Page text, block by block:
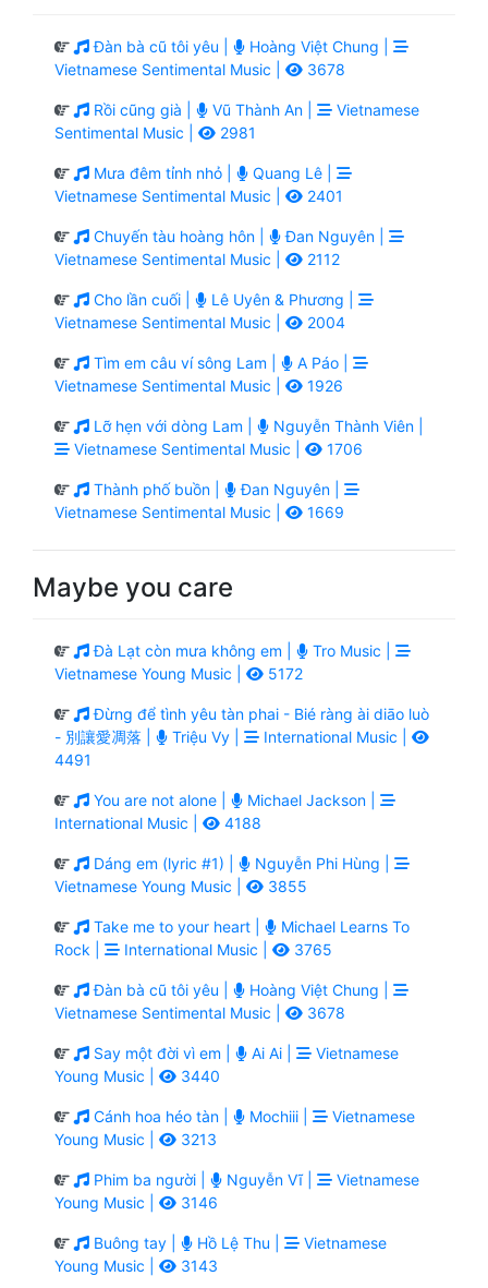
Đàn bà cũ tôi yêu |
Hoàng Việt Chung |
Vietnamese Sentimental Music |
3678
Rồi cũng già | Vũ Thành An |
Vietnamese
Sentimental Music |
2981
Mưa đêm tỉnh nhỏ |
Quang Lê |
Vietnamese Sentimental Music |
2401
Chuyến tàu hoàng hôn |
Đan Nguyên |
Vietnamese Sentimental Music |
2112
Cho lần cuối |
Lê Uyên & Phương |
Vietnamese Sentimental Music |
2004
Tìm em câu ví sông Lam |
A Páo |
Vietnamese Sentimental Music |
1926
Lỡ hẹn với dòng Lam |
Nguyễn Thành Viên |
Vietnamese Sentimental Music |
1706
Thành phố buồn |
Đan Nguyên |
Vietnamese Sentimental Music |
1669
Maybe you care
Đà Lạt còn mưa không em |
Tro Music |
Vietnamese Young Music |
5172
Đừng để tình yêu tàn phai - Bié ràng ài diāo luò
- 別讓愛凋落 |
Triệu Vy |
International Music |
4491
You are not alone |
Michael Jackson |
International Music |
4188
Dáng em (lyric #1) |
Nguyễn Phi Hùng |
Vietnamese Young Music |
3855
Take me to your heart |
Michael Learns To
Rock |
International Music | 3765
Đàn bà cũ tôi yêu |
Hoàng Việt Chung |
Vietnamese Sentimental Music |
3678
Say một đời vì em | Ai Ai |
Vietnamese
Young Music |
3440
Cánh hoa héo tàn | Mochiii |
Vietnamese
Young Music |
3213
Phim ba người | Nguyễn Vĩ |
Vietnamese
Young Music |
3146
Buông tay | Hồ Lệ Thu |
Vietnamese
Young Music |
3143